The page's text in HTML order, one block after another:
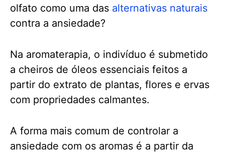
olfato como uma das alternativas naturais
contra a ansiedade?
Na aromaterapia, o indivíduo é submetido
a cheiros de óleos essenciais feitos a
partir do extrato de plantas, flores e ervas
com propriedades calmantes.
A forma mais comum de controlar a
ansiedade com os aromas é a partir da